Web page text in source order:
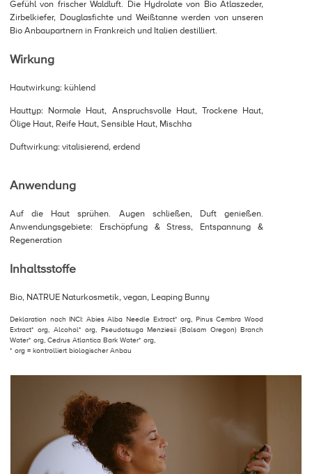
Gefühl von frischer Waldluft. Die Hydrolate von Bio Atlaszeder,
Zirbelkiefer, Douglasfichte und Weißtanne werden von unseren
Bio Anbaupartnern in Frankreich und Italien destilliert.
Wirkung
Hautwirkung: kühlend
Hauttyp: Normale Haut, Anspruchsvolle Haut, Trockene Haut,
Ölige Haut, Reife Haut, Sensible Haut, Mischha
Duftwirkung: vitalisierend, erdend
Anwendung
Auf die Haut sprühen. Augen schließen, Duft genießen.
Anwendungsgebiete: Erschöpfung & Stress, Entspannung &
Regeneration
Inhaltsstoffe
Bio, NATRUE Naturkosmetik, vegan, Leaping Bunny
Deklaration nach INCI: Abies Alba Needle Extract* org, Pinus Cembra Wood
Extract* org, Alcohol* org, Pseudotsuga Menziesii (Balsam Oregon) Branch
Water* org, Cedrus Atlantica Bark Water* org,
* org = kontrolliert biologischer Anbau